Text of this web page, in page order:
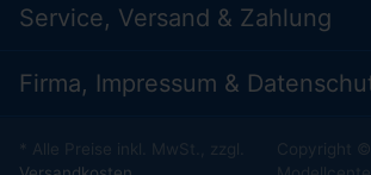
Service, Versand & Zahlung
Firma, Impressum &
* Alle Preise inkl. MwSt., zzgl.
Copyright